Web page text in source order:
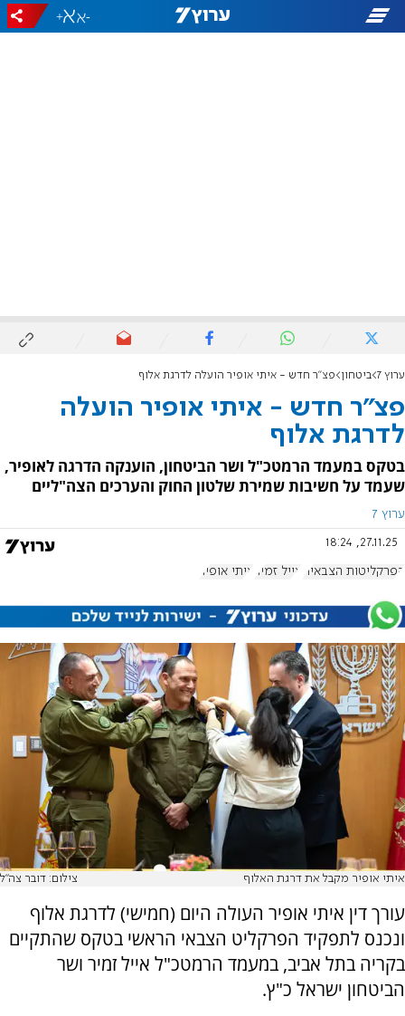
-
+
ערוץ 7 ביטחון פצ"ר חדש - איתי אופיר הועלה לדרגת אלוף
פצ"ר חדש - איתי אופיר הועלה
לדרגת אלוף
בטקס במעמד הרמטכ"ל ושר הביטחון, הוענקה הדרגה לאופיר,
שעמד על חשיבות שמירת שלטון החוק והערכים הצה"ליים
ערוץ 7
27.11.25, 18:24
הפרקליטות הצבאית אייל זמיר איתי אופיר
איתי אופיר מקבל את דרגת האלוף צילום: דובר צה"ל
עורך דין איתי אופיר העולה היום (חמישי) לדרגת אלוף
ונכנס לתפקיד הפרקליט הצבאי הראשי בטקס שהתקיים
בקריה בתל אביב, במעמד הרמטכ"ל אייל זמיר ושר
הביטחון ישראל כ"ץ.